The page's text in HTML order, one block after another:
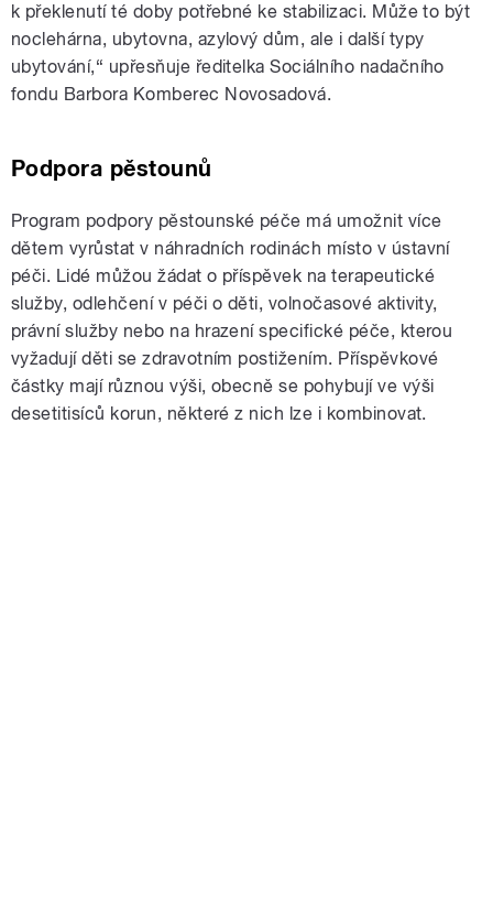
k překlenutí té doby potřebné ke stabilizaci. Může to být
noclehárna, ubytovna, azylový dům, ale i další typy
ubytování,“ upřesňuje ředitelka Sociálního nadačního
fondu Barbora Komberec Novosadová.
Podpora pěstounů
Program podpory pěstounské péče má umožnit více
dětem vyrůstat v náhradních rodinách místo v ústavní
péči. Lidé můžou žádat o příspěvek na terapeutické
služby, odlehčení v péči o děti, volnočasové aktivity,
právní služby nebo na hrazení specifické péče, kterou
vyžadují děti se zdravotním postižením. Příspěvkové
částky mají různou výši, obecně se pohybují ve výši
desetitisíců korun, některé z nich lze i kombinovat.